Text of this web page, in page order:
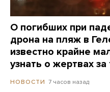
О погибших при
дрона на пляж в
известно крайне
узнать о жертвах за
НОВОСТИ 7 часов назад